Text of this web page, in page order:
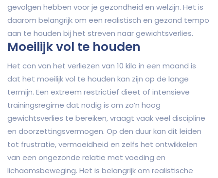
gevolgen hebben voor je gezondheid en welzijn. Het is
daarom belangrijk om een realistisch en gezond tempo
aan te houden bij het streven naar gewichtsverlies.
Moeilijk vol te houden
Het con van het verliezen van 10 kilo in een maand is
dat het moeilijk vol te houden kan zijn op de lange
termijn. Een extreem restrictief dieet of intensieve
trainingsregime dat nodig is om zo’n hoog
gewichtsverlies te bereiken, vraagt vaak veel discipline
en doorzettingsvermogen. Op den duur kan dit leiden
tot frustratie, vermoeidheid en zelfs het ontwikkelen
van een ongezonde relatie met voeding en
lichaamsbeweging. Het is belangrijk om realistische